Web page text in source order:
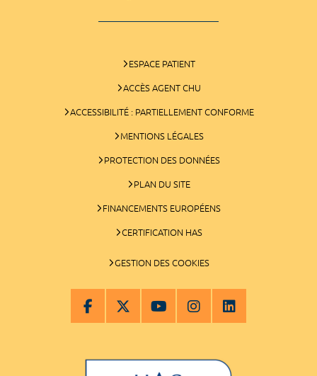
ESPACE PATIENT
ACCÈS AGENT CHU
ACCESSIBILITÉ : PARTIELLEMENT CONFORME
MENTIONS LÉGALES
PROTECTION DES DONNÉES
PLAN DU SITE
FINANCEMENTS EUROPÉENS
CERTIFICATION HAS
GESTION DES COOKIES